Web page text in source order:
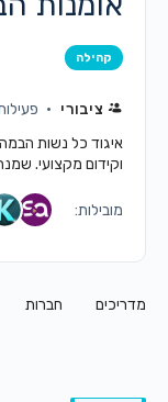
קהילה
ציבורי
איגוד כל נשות
וקידום מקצועי.
מובילות:
מדריכים חברות